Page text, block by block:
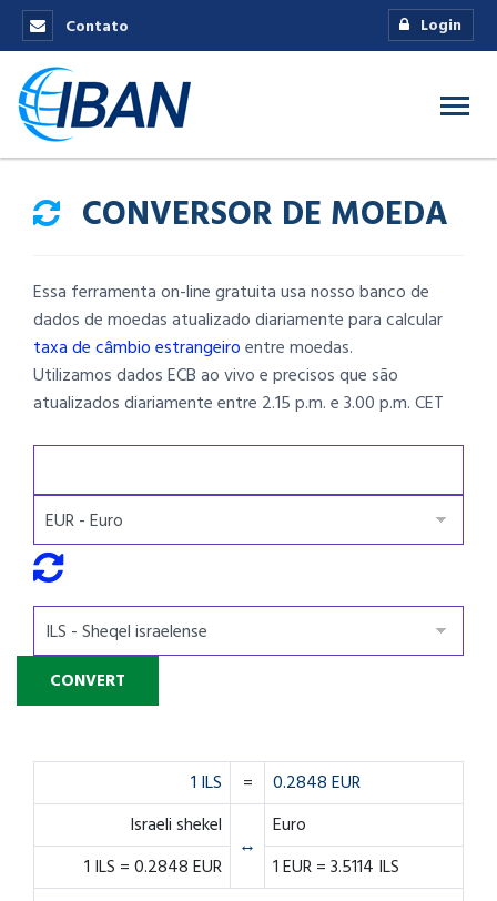
Contato Login
CONVERSOR DE MOEDA
Essa ferramenta on-line gratuita usa nosso banco de
dados de moedas atualizado diariamente para calcular
taxa de câmbio estrangeiroentre moedas.
Utilizamos dados ECB ao vivo e precisos que são
atualizados diariamente entre 2.15 p.m. e 3.00 p.m. CET
1 ILS =
0.2848 EUR
Israeli shekel
↔
Euro
1 ILS = 0.2848 EUR
1 EUR = 3.5114 ILS